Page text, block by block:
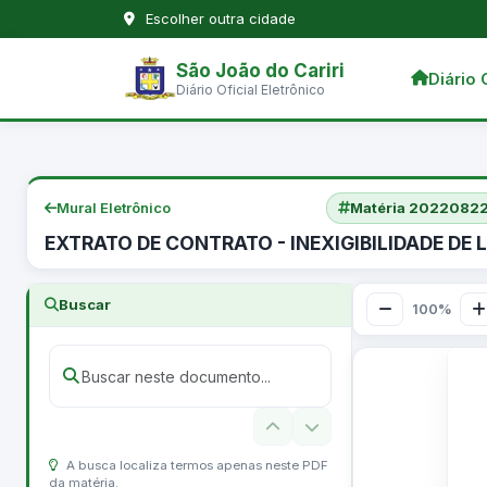
Escolher outra cidade
São João do Cariri
Diário Oficial Eletrônico
Diário
Mural Eletrônico Matéria
EXTRATO DE CONTRATO - INEXIGIBILIDADE
Buscar
A busca localiza termos apenas neste PDF
da matéria.
100%